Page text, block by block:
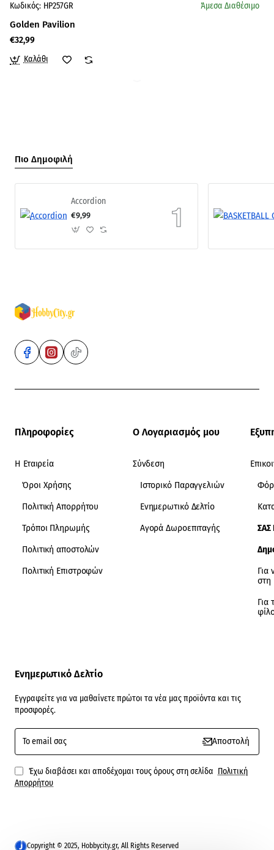
Κωδικός: HP257GR Άμεσα Διαθέσιμο
Golden Pavilion
€32,99
Καλάθι
Πιο Δημοφιλή
Accordion
€9,99
Πληροφορίες
Η Εταιρεία
Όροι Χρήσης
Πολιτική Απορρήτου
Τρόποι Πληρωμής
Πολιτική αποστολών
Πολιτική Επιστροφών
Ο Λογαριασμός μου
Σύνδεση
Ιστορικό Παραγγελιών
Ενημερωτικό Δελτίο
Αγορά Δωροεπιταγής ΣΑΣ
Για
Για
Ενημερωτικό Δελτίο
Εγγραφείτε για να μαθαίνετε πρώτοι τα νέα μας προϊόντα και τις
προσφορές.
To
email
σας
Αποστολή
Έχω διαβάσει και αποδέχομαι τους όρους στη σελίδα Πολιτική
Απορρήτου
Copyright © 2025, Hobbycity.gr, All Rights Reserved